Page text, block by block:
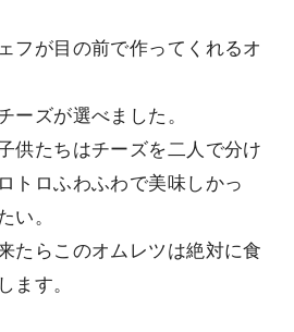
フが目の前で作ってくれるオ
ーズが選べました。
供たちはチーズを二人で分け
トロふわふわで美味しかっ
い。
たらこのオムレツは絶対に食
ます。